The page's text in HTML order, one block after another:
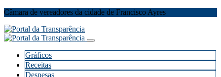
Câmara de vereadores da cidade de Francisco Ayres
Gráficos
Receitas
Despesas